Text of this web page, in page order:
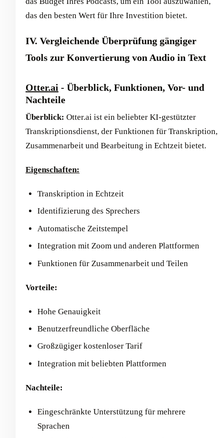
das den besten Wert für Ihre Investition bietet.
IV. Vergleichende Überprüfung gängiger
Tools zur Konvertierung von Audio in Text
Otter.ai - Überblick, Funktionen, Vor- und
Nachteile
Überblick: Otter.ai ist ein beliebter KI-gestützter
Transkriptionsdienst, der Funktionen für Transkription,
Zusammenarbeit und Bearbeitung in Echtzeit bietet.
Eigenschaften:
Transkription in Echtzeit
Identifizierung des Sprechers
Automatische Zeitstempel
Integration mit Zoom und anderen Plattformen
Funktionen für Zusammenarbeit und Teilen
Vorteile:
Hohe Genauigkeit
Benutzerfreundliche Oberfläche
Großzügiger kostenloser Tarif
Integration mit beliebten Plattformen
Nachteile:
Eingeschränkte Unterstützung für mehrere
Sprachen